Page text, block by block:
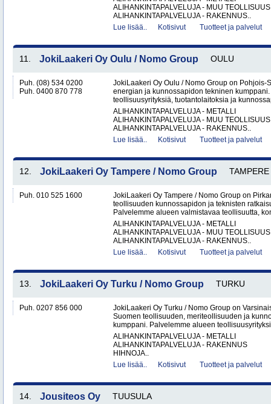
ALIHANKINTAPALVELUJA - MUU TEOLLISUUS
ALIHANKINTAPALVELUJA - RAKENNUS..
Lue lisää..
Kotisivut Tuotteet ja palvelut
11. JokiLaakeri Oy Oulu / Nomo Group OULU
Puh. (08) 534 0200
Puh. 0400 870 778
JokiLaakeri Oy Oulu / Nomo Group on Pohjois-
energian ja kunnossapidon tekninen
teollisuusyrityksiä, tuotantolaitoksia ja
ALIHANKINTAPALVELUJA - METALLI
ALIHANKINTAPALVELUJA - MUU TEOLLISUUS
ALIHANKINTAPALVELUJA - RAKENNUS..
Lue lisää..
Kotisivut Tuotteet ja palvelut
12. JokiLaakeri Oy Tampere / Nomo Group TAMPERE
Puh. 010 525 1600
JokiLaakeri Oy Tampere / Nomo Group on
teollisuuden kunnossapidon ja teknisten
Palvelemme alueen valmistavaa teollisuutta,
ALIHANKINTAPALVELUJA - METALLI
ALIHANKINTAPALVELUJA - MUU TEOLLISUUS
ALIHANKINTAPALVELUJA - RAKENNUS..
Lue lisää..
Kotisivut Tuotteet ja palvelut
13. JokiLaakeri Oy Turku / Nomo Group TURKU
Puh. 0207 856 000
JokiLaakeri Oy Turku / Nomo Group on
Suomen teollisuuden, meriteollisuuden ja
kumppani. Palvelemme alueen
ALIHANKINTAPALVELUJA - METALLI
ALIHANKINTAPALVELUJA - RAKENNUS
HIHNOJA..
Lue lisää..
Kotisivut Tuotteet ja palvelut
14. Jousiteos Oy TUUSULA